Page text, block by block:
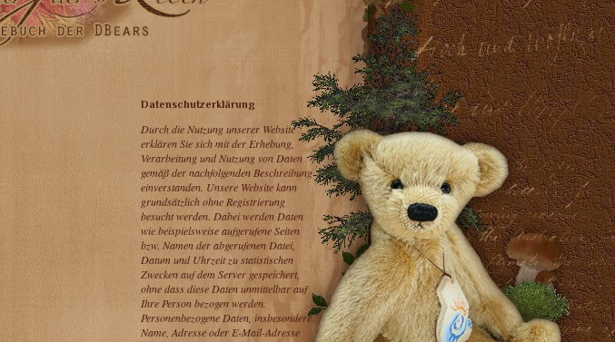
Datenschutzerklärung
Durch die Nutzung unserer Website
erklären Sie sich mit der Erhebung,
Verarbeitung und Nutzung von Daten
gemäß der nachfolgenden Beschreibung
einverstanden. Unsere Website kann
grundsätzlich ohne Registrierung
besucht werden. Dabei werden Daten
wie beispielsweise aufgerufene Seiten
bzw. Namen der abgerufenen Datei,
Datum und Uhrzeit zu statistischen
Zwecken auf dem Server gespeichert,
ohne dass diese Daten unmittelbar auf
Ihre Person bezogen werden.
Personenbezogene Daten, insbesondere
Name, Adresse oder E-Mail-Adresse